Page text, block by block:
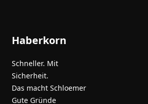
Haberkorn
Schneller. Mit
Sicherheit.
Das macht Schloemer
Gute Gründe